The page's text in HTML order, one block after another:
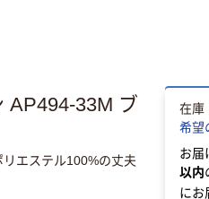
AP494-33M ブ
エステル100%の丈夫
在庫
希望
お届
以内
にお